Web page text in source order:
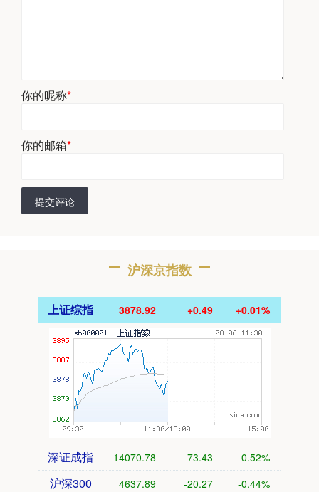
你的昵称*
你的邮箱*
提交评论
沪深京指数
上证综指 3878.92 +0.49 +0.01%
深证成指 14070.78 -73.43 -0.52%
沪深300 4637.89 -20.27 -0.44%